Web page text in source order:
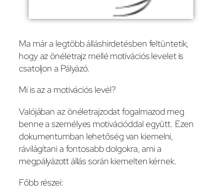
Ma már a legtöbb álláshirdetésben feltüntetik,
hogy az önéletrajz mellé motivációs levelet is
csatoljon a Pályázó.
Mi is az a motivációs levél?
Valójában az önéletrajzodat fogalmazod meg
benne a személyes motivációddal együtt. Ezen
dokumentumban lehetőség van kiemelni,
rávilágítani a fontosabb dolgokra, ami a
megpályázott állás során kiemelten kérnek.
Főbb részei: